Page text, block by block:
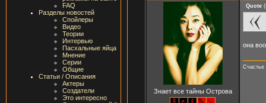
FAQ
Разделы новостей
Спойлеры
Видео
Теории
Интервью
Пасхальные яйца
Мнение
Серии
Общие
Статьи / Описания
Актеры
Создатели
Это интересно
Знает все тайны Острова
Quote (
она
Счастье